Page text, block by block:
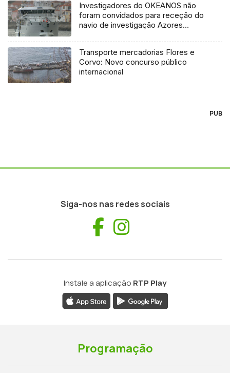
Investigadores do OKEANOS não
foram convidados para receção do
navio de investigação Azores
Transporte mercadorias Flores e
Corvo: Novo concurso público
internacional
PUB
Siga-nos nas redes sociais
Facebook
Instale a aplicação RTP Play
Programação